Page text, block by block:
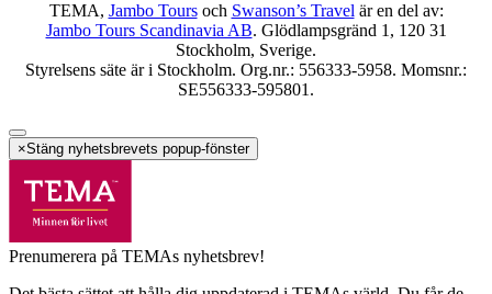
TEMA, Jambo Toursoch Swanson’s Travel är en del av:
Jambo Tours Scandinavia AB. Glödlampsgränd 1, 120 31
Stockholm, Sverige.
Styrelsens säte är i Stockholm. Org.nr.: 556333-5958. Momsnr.:
SE556333-595801.
×Stäng nyhetsbrevets popup-fönster
Prenumerera på TEMAs nyhetsbrev!